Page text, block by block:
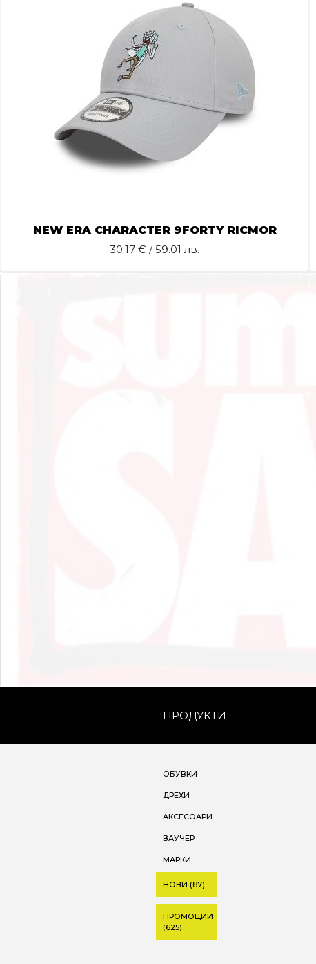
NEW ERA CHARACTER 9FORTY RICMOR
30.17 € / 59.01 лв.
ПРОДУКТИ
ОБУВКИ
ДРЕХИ
АКСЕСОАРИ
ВАУЧЕР
МАРКИ
НОВИ (87)
ПРОМОЦИИ
(625)